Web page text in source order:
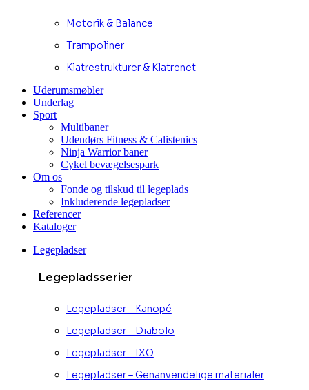
Motorik & Balance
Trampoliner
Klatrestrukturer & Klatrenet
Uderumsmøbler
Underlag
Sport
Multibaner
Udendørs Fitness & Calistenics
Ninja Warrior baner
Cykel bevægelsespark
Om os
Fonde og tilskud til legeplads
Inkluderende legepladser
Referencer
Kataloger
Legepladser
Legepladsserier
Legepladser – Kanopé
Legepladser – Diabolo
Legepladser – IXO
Legepladser – Genanvendelige materialer